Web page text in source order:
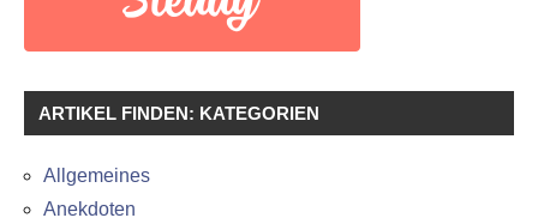
ARTIKEL FINDEN: KATEGORIEN
Allgemeines
Anekdoten